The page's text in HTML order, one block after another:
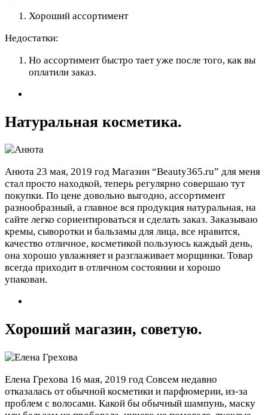
Хороший ассортимент
Недостатки:
Но ассортимент быстро тает уже после того, как вы
оплатили заказ.
Натуральная косметика.
Анюта 23 мая, 2019 год Магазин “Beauty365.ru” для меня
стал просто находкой, теперь регулярно совершаю тут
покупки. По цене довольно выгодно, ассортимент
разнообразный, а главное вся продукция натуральная, на
сайте легко сориентироваться и сделать заказ. Заказываю
кремы, сыворотки и бальзамы для лица, все нравится,
качество отличное, косметикой пользуюсь каждый день,
она хорошо увлажняет и разглаживает морщинки. Товар
всегда приходит в отличном состоянии и хорошо
упакован.
Хороший магазин, советую.
Елена Грехова 16 мая, 2019 год Совсем недавно
отказалась от обычной косметики и парфюмерии, из-за
проблем с волосами. Какой бы обычный шампунь, маску